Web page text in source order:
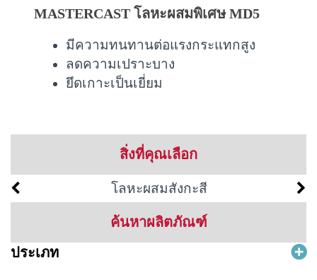
MASTERCAST โลหะผสมพิเศษ MD5
มีความทนทานต่อแรงกระแทกสูง
ลดความเปราะบาง
ยึดเกาะเป็นเยี่ยม
สิ่งที่คุณเลือก
โลหะผสมสังกะสี
ค้นหาผลิตภัณฑ์
ประเภท